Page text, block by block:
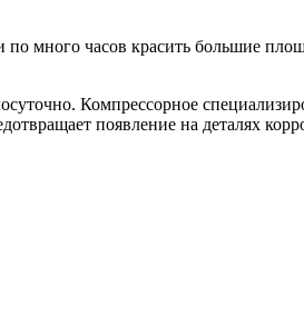
много часов красить большие
Компрессорное
появление на деталях